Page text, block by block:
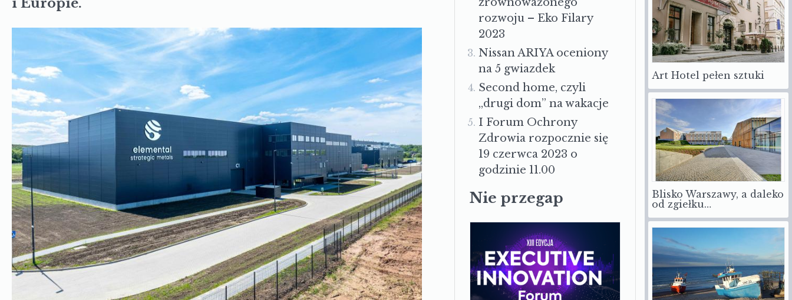
i Europie.
zrównoważonego
rozwoju – Eko Filary
2023
Nissan ARIYA oceniony
na 5 gwiazdek
Second home, czyli
„drugi dom” na wakacje
I Forum Ochrony
Zdrowia rozpocznie się
19 czerwca 2023 o
godzinie 11.00
Nie przegap
Art Hotel pełen sztuki
Blisko Warszawy, a daleko
od zgiełku…